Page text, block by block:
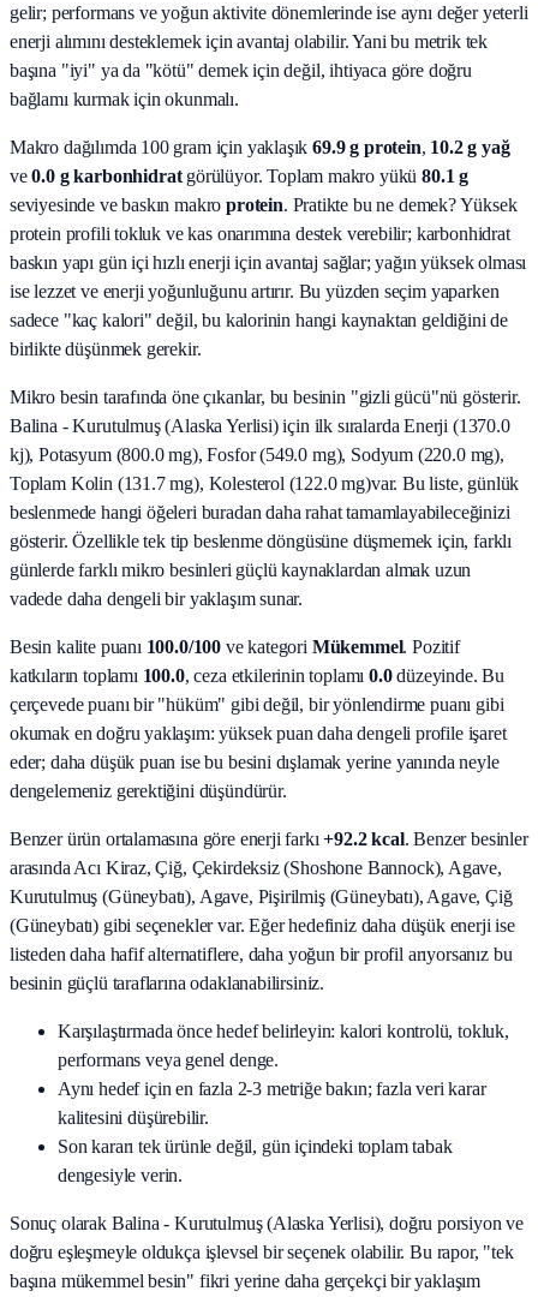
gelir; performans ve yoğun aktivite dönemlerinde ise aynı değer yeterli
enerji alımını desteklemek için avantaj olabilir. Yani bu metrik tek
başına "iyi" ya da "kötü" demek için değil, ihtiyaca göre doğru
bağlamı kurmak için okunmalı.
Makro dağılımda 100 gram için yaklaşık69.9g protein, 10.2g yağ
ve0.0g karbonhidratgörülüyor. Toplam makro yükü80.1 g
seviyesinde ve baskın makro protein. Pratikte bu ne demek? Yüksek
protein profili tokluk ve kas onarımına destek verebilir; karbonhidrat
baskın yapı gün içi hızlı enerji için avantaj sağlar; yağın yüksek olması
ise lezzet ve enerji yoğunluğunu artırır. Bu yüzden seçim yaparken
sadece "kaç kalori" değil, bu kalorinin hangi kaynaktan geldiğini de
birlikte düşünmek gerekir.
Mikro besin tarafında öne çıkanlar, bu besinin "gizli gücü"nü gösterir.
Balina - Kurutulmuş (Alaska Yerlisi)için ilk sıralarda Enerji (1370.0
kj), Potasyum (800.0 mg), Fosfor (549.0 mg), Sodyum (220.0 mg),
Toplam Kolin (131.7 mg), Kolesterol (122.0 mg)var. Bu liste, günlük
beslenmede hangi öğeleri buradan daha rahat tamamlayabileceğinizi
gösterir. Özellikle tek tip beslenme döngüsüne düşmemek için, farklı
günlerde farklı mikro besinleri güçlü kaynaklardan almak uzun
vadede daha dengeli bir yaklaşım sunar.
Besin kalite puanı 100.0/100 ve kategori Mükemmel. Pozitif
katkıların toplamı 100.0, ceza etkilerinin toplamı 0.0düzeyinde. Bu
çerçevede puanı bir "hüküm" gibi değil, bir yönlendirme puanı gibi
okumak en doğru yaklaşım: yüksek puan daha dengeli profile işaret
eder; daha düşük puan ise bu besini dışlamak yerine yanında neyle
dengelemeniz gerektiğini düşündürür.
Benzer ürün ortalamasına göre enerji farkı +92.2 kcal. Benzer besinler
arasında Acı Kiraz, Çiğ, Çekirdeksiz (Shoshone Bannock), Agave,
Kurutulmuş (Güneybatı), Agave, Pişirilmiş (Güneybatı), Agave, Çiğ
(Güneybatı) gibi seçenekler var. Eğer hedefiniz daha düşük enerji ise
listeden daha hafif alternatiflere, daha yoğun bir profil arıyorsanız bu
besinin güçlü taraflarına odaklanabilirsiniz.
Karşılaştırmada önce hedef belirleyin: kalori kontrolü, tokluk,
performans veya genel denge.
Aynı hedef için en fazla 2-3 metriğe bakın; fazla veri karar
kalitesini düşürebilir.
Son kararı tek ürünle değil, gün içindeki toplam tabak
dengesiyle verin.
Sonuç olarak Balina - Kurutulmuş (Alaska Yerlisi), doğru porsiyon ve
doğru eşleşmeyle oldukça işlevsel bir seçenek olabilir. Bu rapor, "tek
başına mükemmel besin" fikri yerine daha gerçekçi bir yaklaşım